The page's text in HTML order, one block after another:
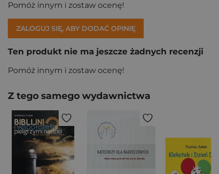
Pomóż innym i zostaw ocenę!
ZALOGUJ SIĘ, ABY DODAĆ OPINIĘ
Ten produkt nie ma jeszcze żadnych recenzji
Pomóż innym i zostaw ocenę!
Z tego samego wydawnictwa